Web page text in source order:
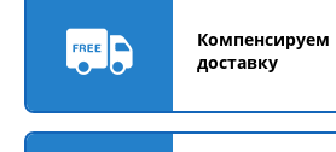
Компенсируем
доставку